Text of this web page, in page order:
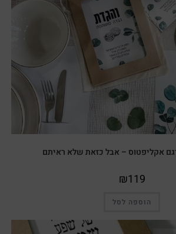
אקליפטוס – אבל כזאת שלא ראיתם
₪119
הוספה לסל